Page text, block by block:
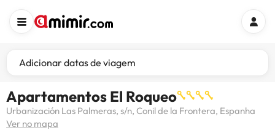
Adicionar datas de viagem
Apartamentos El Roqueo
Urbanización Las Palmeras, s/n, Conil de la Frontera, Espanha
Ver no mapa